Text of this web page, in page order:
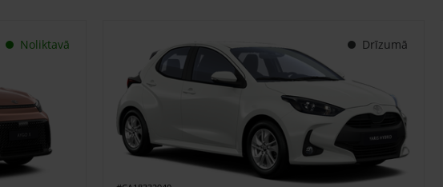
Noliktavā Drīzumā